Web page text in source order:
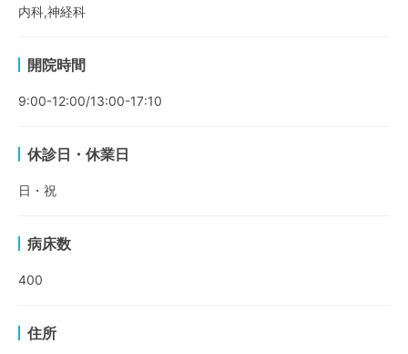
内科,神経科
開院時間
9:00-12:00/13:00-17:10
休診日・休業日
日・祝
病床数
400
住所